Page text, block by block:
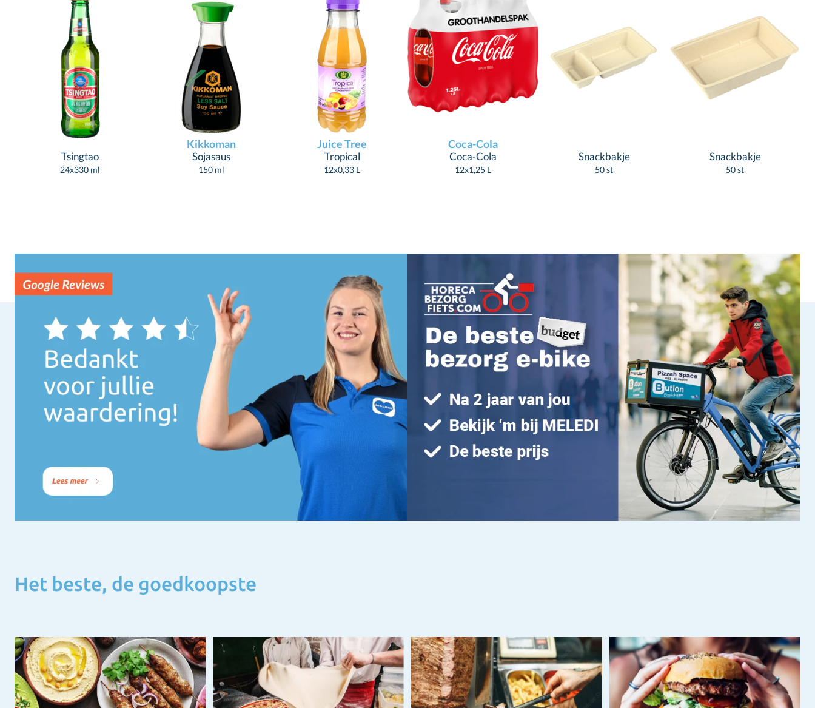
Tsingtao
24x330 ml
Kikkoman
Sojasaus
150 ml
Juice Tree
Tropical
12x0,33 L
Coca-Cola
Coca-Cola
12x1,25 L
Snackbakje
50 st
Snackbakje
50 st
Het beste, de goedkoopste